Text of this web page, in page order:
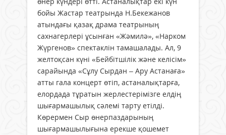
бойы Жастар театрында Н.Бекежанов
атындағы қазақ драма театрының
сахнагерлері ұсынған «Жәмилә», «Нарком
Жүргенов» спектаклін тамашалады. Ал, 9
желтоқсан күні «Бейбітшілік және келісім»
сарайында «Сұлу Сырдан – Ару Астанаға»
атты гала концерт өтіп, астаналықтарға,
елордада тұратын жерлестерімізге елдің
шығармашылық сәлемі тарту етілді.
Көрермен Сыр өнерпаздарының
шығармашылығына ерекше қошемет